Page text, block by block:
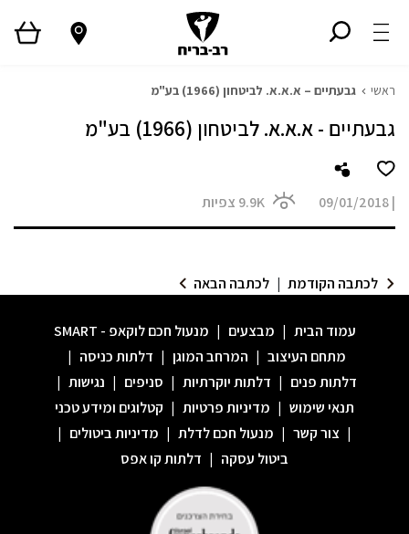
ראשי גבעתיים – א.א.א. לביטחון (1966) בע"מ
גבעתיים - א.א.א. לביטחון (1966) בע"מ
|
09/01/2018
9.9K צפיות
לכתבה הקודמת | לכתבה הבאה
עמוד הבית | מבצעים | מנעול חכם לוקאפ - SMART
מתחם העיצוב | המרחב המוגן | דלתות כניסה |
דלתות פנים | דלתות יוקרתיות | סניפים | נגישות |
תנאי שימוש | מדיניות פרטיות | קטלוגים ומידע טכני
| צור קשר | מנעול חכם לדלת | מדיניות ביטולים |
ביטול עסקה | דלתות קו אפס